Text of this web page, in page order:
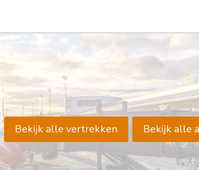
Bekijk alle vertrekken Bekijk alle